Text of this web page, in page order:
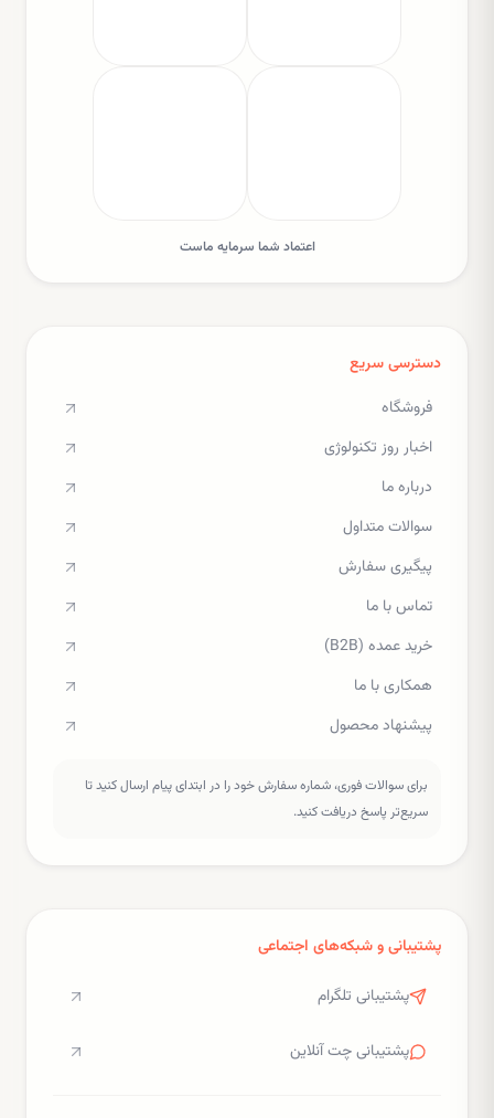
اعتماد شما سرمایه ماست
دسترسی سریع
فروشگاه
اخبار روز تکنولوژی
درباره ما
سوالات متداول
پیگیری سفارش
تماس با ما
خرید عمده (B2B)
همکاری با ما
پیشنهاد محصول
برای سوالات فوری، شماره سفارش خود را در ابتدای پیام ارسال کنید تا
سریع‌تر پاسخ دریافت کنید.
پشتیبانی و شبکه‌های اجتماعی
پشتیبانی تلگرام
پشتیبانی چت آنلاین